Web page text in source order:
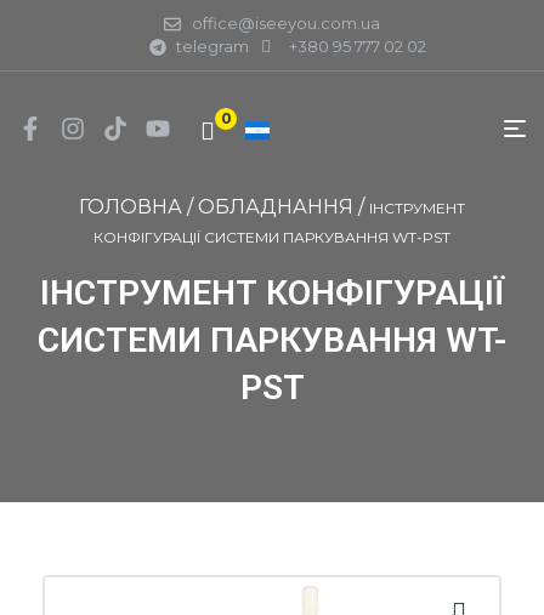
office@iseeyou.com.ua
telegram
+380 95 777 02 02
0
ГОЛОВНА / ОБЛАДНАННЯ / ІНСТРУМЕНТ
КОНФІГУРАЦІЇ СИСТЕМИ ПАРКУВАННЯ WT-PST
ІНСТРУМЕНТ КОНФІГУРАЦІЇ
СИСТЕМИ ПАРКУВАННЯ WT-
PST